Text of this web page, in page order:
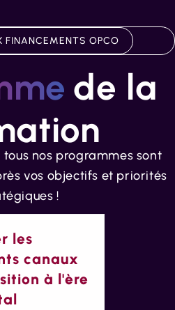
FINANCEMENTS OPCO
de la
tous nos programmes sont
vos objectifs et priorités
!
les
canaux
à l'ère